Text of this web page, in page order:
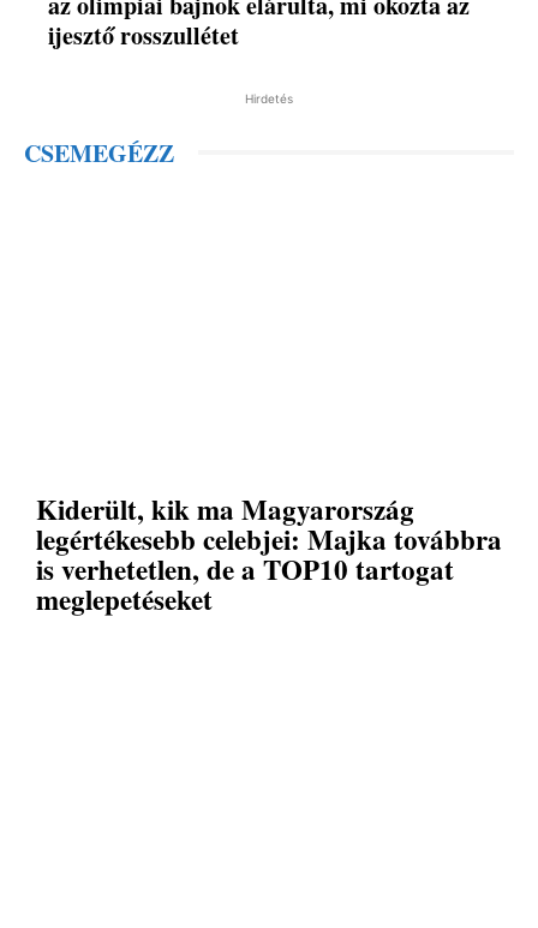
ijesztő rosszullétet
Hirdetés
CSEMEGÉZZ
Kiderült, kik ma Magyarország
legértékesebb celebjei: Majka továbbra
is verhetetlen, de a TOP10 tartogat
meglepetéseket